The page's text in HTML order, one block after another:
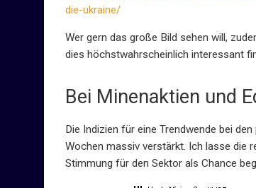
die-ukraine/
Wer gern das große Bild sehen will,
dies höchstwahrscheinlich interessant
Bei Minenaktien und
Die Indizien für eine Trendwende bei
Wochen massiv verstärkt. Ich lasse die
Stimmung für den Sektor als Chance